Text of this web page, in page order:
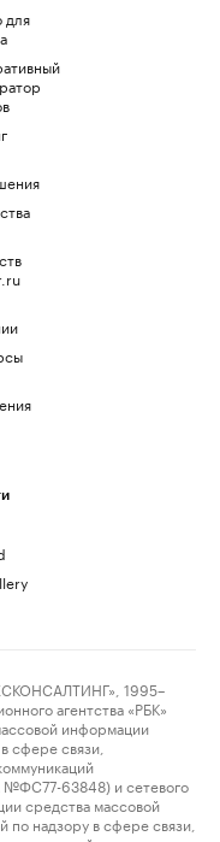
для
1995–
агентства «РБК»
информации
сфере связи,
№ФС77-63848) и сетевого
средства массовой
надзору в сфере связи,